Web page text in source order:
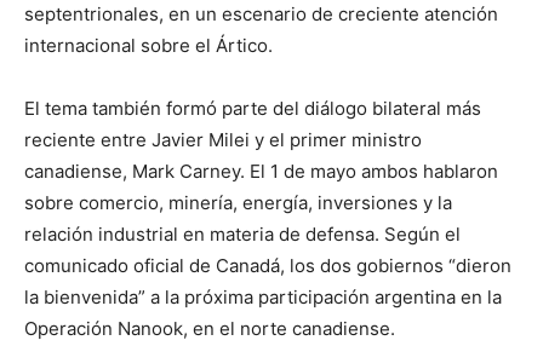
septentrionales, en un escenario de creciente atención
internacional sobre el Ártico.
El tema también formó parte del diálogo bilateral más
reciente entre Javier Milei y el primer ministro
canadiense, Mark Carney. El 1 de mayo ambos hablaron
sobre comercio, minería, energía, inversiones y la
relación industrial en materia de defensa. Según el
comunicado oficial de Canadá, los dos gobiernos “dieron
la bienvenida” a la próxima participación argentina en la
Operación Nanook, en el norte canadiense.